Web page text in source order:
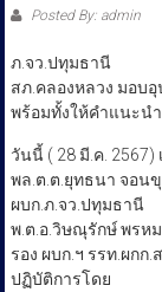
Posted By: admin
ภ.จว.ปทุมธานี
สภ.คลองหลวง มอบ
พร้อมทั้งให้คำแนะน
วันนี้ ( 28 มี.ค. 2567)
พล.ต.ต.ยุทธนา จอน
ผบก.ภ.จว.ปทุมธานี
พ.ต.อ.วิษณุรักษ์ พรหม
รอง ผบก.ฯ รรท.ผกก.
ปฏิบัติการโดย